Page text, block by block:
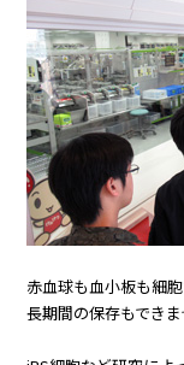
赤血球も血小板も細
長期間の保存もできま